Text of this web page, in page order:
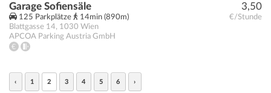
3,50
€/Stunde
Garage Sofiensäle
125 Parkplätze
14min (890m)
Blattgasse 14, 1030 Wien
APCOA Parking Austria GmbH
‹ 1 2 3 4 5 6 ›